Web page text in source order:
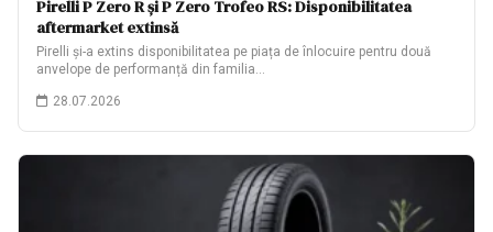
Pirelli P Zero R și P Zero Trofeo RS: Disponibilitatea
aftermarket extinsă
Pirelli și-a extins disponibilitatea pe piața de înlocuire pentru două
anvelope de performanță din familia…
28.07.2026